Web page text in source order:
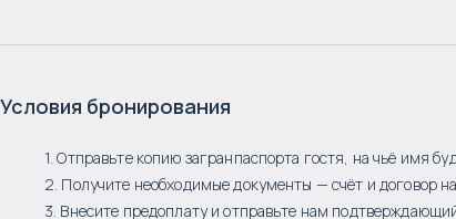
Условия бронирования
1. Отправьте копию загранпаспорта гостя, на чьё имя
2. Получите необходимые документы — счёт и договор
3. Внесите предоплату и отправьте нам